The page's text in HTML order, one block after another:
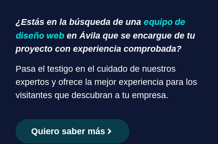
¿Estás en la búsqueda de unaequipo de
diseño web en Ávila que se encargue de tu
proyecto con experiencia comprobada?
Pasa el testigo en el cuidado de nuestros
expertos y ofrece la mejor experiencia para los
visitantes que descubran a tu empresa.
Quiero saber más